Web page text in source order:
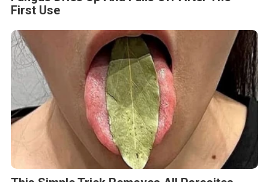
First Use